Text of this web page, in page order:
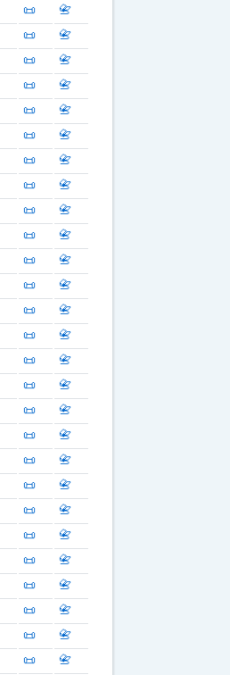
📜
📇
📜
📇
📜
📇
📜
📇
📜
📇
📜
📇
📜
📇
📜
📇
📜
📇
📜
📇
📜
📇
📜
📇
📜
📇
📜
📇
📜
📇
📜
📇
📜
📇
📜
📇
📜
📇
📜
📇
📜
📇
📜
📇
📜
📇
📜
📇
📜
📇
📜
📇
📜
📇